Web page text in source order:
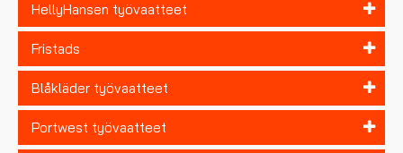
HellyHansen työvaatteet
Fristads
Blåkläder työvaatteet
Portwest työvaatteet